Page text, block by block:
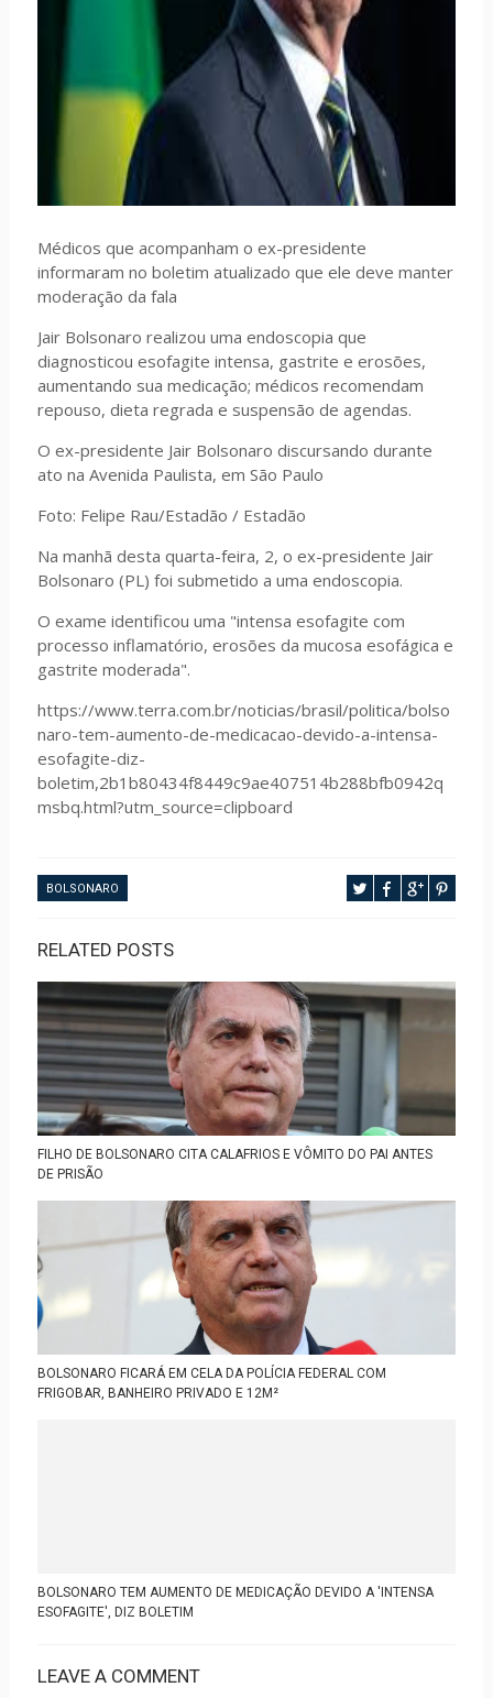
Médicos que acompanham o ex-presidente
informaram no boletim atualizado que ele deve manter
moderação da fala
Jair Bolsonaro realizou uma endoscopia que
diagnosticou esofagite intensa, gastrite e erosões,
aumentando sua medicação; médicos recomendam
repouso, dieta regrada e suspensão de agendas.
O ex-presidente Jair Bolsonaro discursando durante
ato na Avenida Paulista, em São Paulo
Foto: Felipe Rau/Estadão / Estadão
Na manhã desta quarta-feira, 2, o ex-presidente Jair
Bolsonaro (PL) foi submetido a uma endoscopia.
O exame identificou uma "intensa esofagite com
processo inflamatório, erosões da mucosa esofágica e
gastrite moderada".
https://www.terra.com.br/noticias/brasil/politica/bolso
naro-tem-aumento-de-medicacao-devido-a-intensa-
esofagite-diz-
boletim,2b1b80434f8449c9ae407514b288bfb0942q
msbq.html?utm_source=clipboard
BOLSONARO
RELATED POSTS
FILHO DE BOLSONARO CITA CALAFRIOS E VÔMITO DO PAI ANTES
DE PRISÃO
BOLSONARO FICARÁ EM CELA DA POLÍCIA FEDERAL COM
FRIGOBAR, BANHEIRO PRIVADO E 12M²
BOLSONARO TEM AUMENTO DE MEDICAÇÃO DEVIDO A 'INTENSA
ESOFAGITE', DIZ BOLETIM
LEAVE A COMMENT